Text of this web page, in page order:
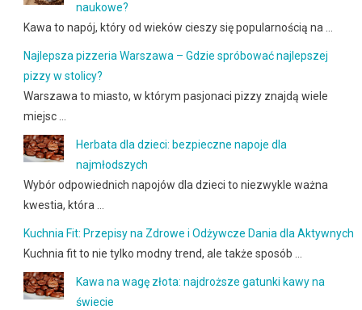
naukowe?
Kawa to napój, który od wieków cieszy się popularnością na …
Najlepsza pizzeria Warszawa – Gdzie spróbować najlepszej
pizzy w stolicy?
Warszawa to miasto, w którym pasjonaci pizzy znajdą wiele
miejsc …
Herbata dla dzieci: bezpieczne napoje dla
najmłodszych
Wybór odpowiednich napojów dla dzieci to niezwykle ważna
kwestia, która …
Kuchnia Fit: Przepisy na Zdrowe i Odżywcze Dania dla Aktywnych
Kuchnia fit to nie tylko modny trend, ale także sposób …
Kawa na wagę złota: najdroższe gatunki kawy na
świecie